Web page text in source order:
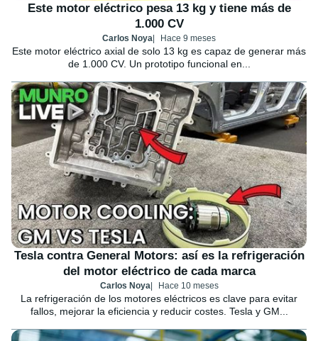
Este motor eléctrico pesa 13 kg y tiene más de
1.000 CV
Carlos Noya Hace 9 meses
Este motor eléctrico axial de solo 13 kg es capaz de generar más
de 1.000 CV. Un prototipo funcional en...
Tesla contra General Motors: así es la refrigeración
del motor eléctrico de cada marca
Carlos Noya Hace 10 meses
La refrigeración de los motores eléctricos es clave para evitar
fallos, mejorar la eficiencia y reducir costes. Tesla y GM...